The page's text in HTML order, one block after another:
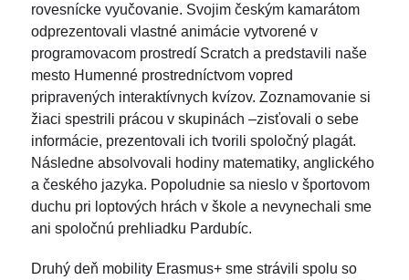
rovesnícke vyučovanie. Svojim českým kamarátom
odprezentovali vlastné animácie vytvorené v
programovacom prostredí Scratch a predstavili naše
mesto Humenné prostredníctvom vopred
pripravených interaktívnych kvízov. Zoznamovanie si
žiaci spestrili prácou v skupinách –zisťovali o sebe
informácie, prezentovali ich tvorili spoločný plagát.
Následne absolvovali hodiny matematiky, anglického
a českého jazyka. Popoludnie sa nieslo v športovom
duchu pri loptových hrách v škole a nevynechali sme
ani spoločnú prehliadku Pardubíc.
Druhý deň mobility Erasmus+ sme strávili spolu so